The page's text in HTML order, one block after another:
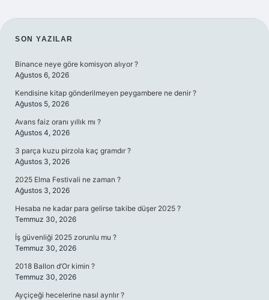
SIDEBAR
SON YAZILAR
Binance neye göre komisyon alıyor ?
Ağustos 6, 2026
Kendisine kitap gönderilmeyen peygambere ne denir ?
Ağustos 5, 2026
Avans faiz oranı yıllık mı ?
Ağustos 4, 2026
3 parça kuzu pirzola kaç gramdır ?
Ağustos 3, 2026
2025 Elma Festivali ne zaman ?
Ağustos 3, 2026
Hesaba ne kadar para gelirse takibe düşer 2025 ?
Temmuz 30, 2026
İş güvenliği 2025 zorunlu mu ?
Temmuz 30, 2026
2018 Ballon d’Or kimin ?
Temmuz 30, 2026
Ayçiçeği hecelerine nasıl ayrılır ?